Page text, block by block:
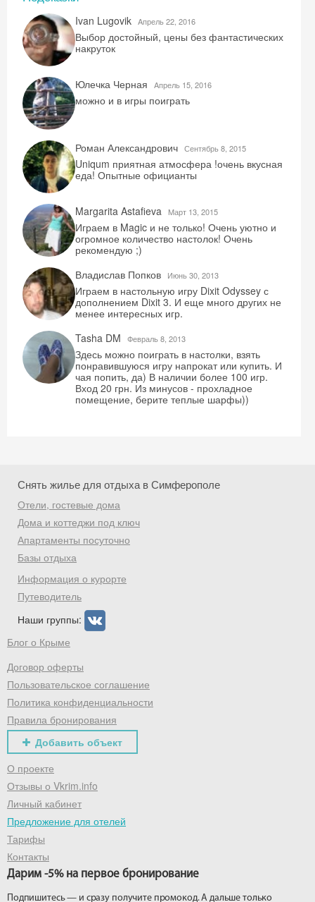
Ivan Lugovik Aпрель 22, 2016
Выбор достойный, цены без фантастических
накруток
Юлечка Черная Aпрель 15, 2016
можно и в игры поиграть
Роман Александрович Сентябрь 8, 2015
Uniqum приятная атмосфера !очень вкусная
еда! Опытные официанты
Margarita Astafieva Mарт 13, 2015
Играем в Magic и не только! Очень уютно и
огромное количество настолок! Очень
рекомендую ;)
Владислав Попков
Июнь 30, 2013
Играем в настольную игру Dixit Odyssey с
дополнением Dixit 3. И еще много других не
менее интересных игр.
Tasha DM
Февраль 8, 2013
Здесь можно поиграть в настолки, взять
понравившуюся игру напрокат или купить. И
чая попить, да) В наличии более 100 игр.
Вход 20 грн. Из минусов - прохладное
помещение, берите теплые шарфы))
Снять жилье для отдыха в Симферополе
Отели, гостевые дома
Дома и коттеджи под ключ
Апартаменты посуточно
Базы отдыха
Информация о курорте
Путеводитель
Наши группы:
Блог о Крыме
Договор оферты
Пользовательское соглашение
Политика конфиденциальности
Правила бронирования
Добавить объект
О проекте
Отзывы о Vkrim.info
Личный кабинет
Предложение для отелей
Тарифы
Контакты
Дарим -5% на первое бронирование
Подпишитесь — и сразу получите промокод. А дальше только
Скидка −5%
Хочешь дешевле? Оставь почту и получи
Получить промокод